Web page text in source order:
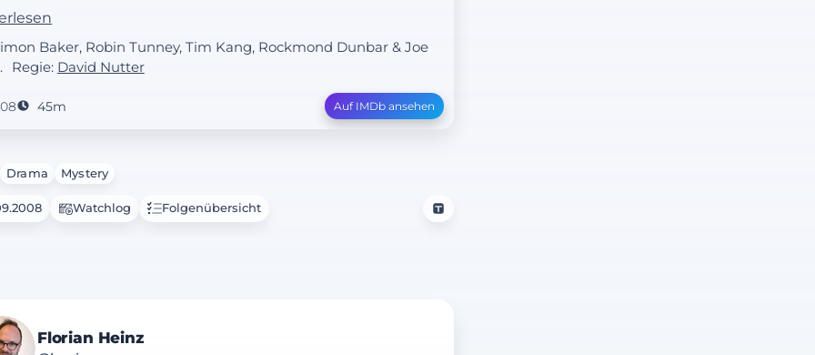
den Serienkiller Red John, der bereits zwölf Frauen
Weise ermordete und danach einen Smiley
Blut an die Wand gemalt hat. Doch Patrick glaubt an
Nachahmer… Und nach und nach kommen auch
Verbindungen von Red John und dem ehemaligen
Patrick ans Tageslicht.
Baker, Robin Tunney, Tim Kang, Rockmond Dunbar & Joe
Regie: David Nutter
45m Auf IMDb ansehen
Drama Mystery
Watchlog Folgenübersicht
Florian Heinz